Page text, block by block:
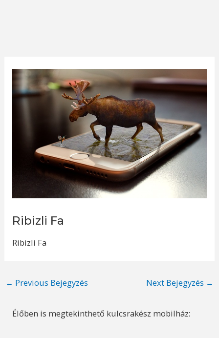
Ribizli Fa
Ribizli Fa
Post
← Previous Bejegyzés Next Bejegyzés →
Élőben is megtekinthető kulcsrakész mobilház: